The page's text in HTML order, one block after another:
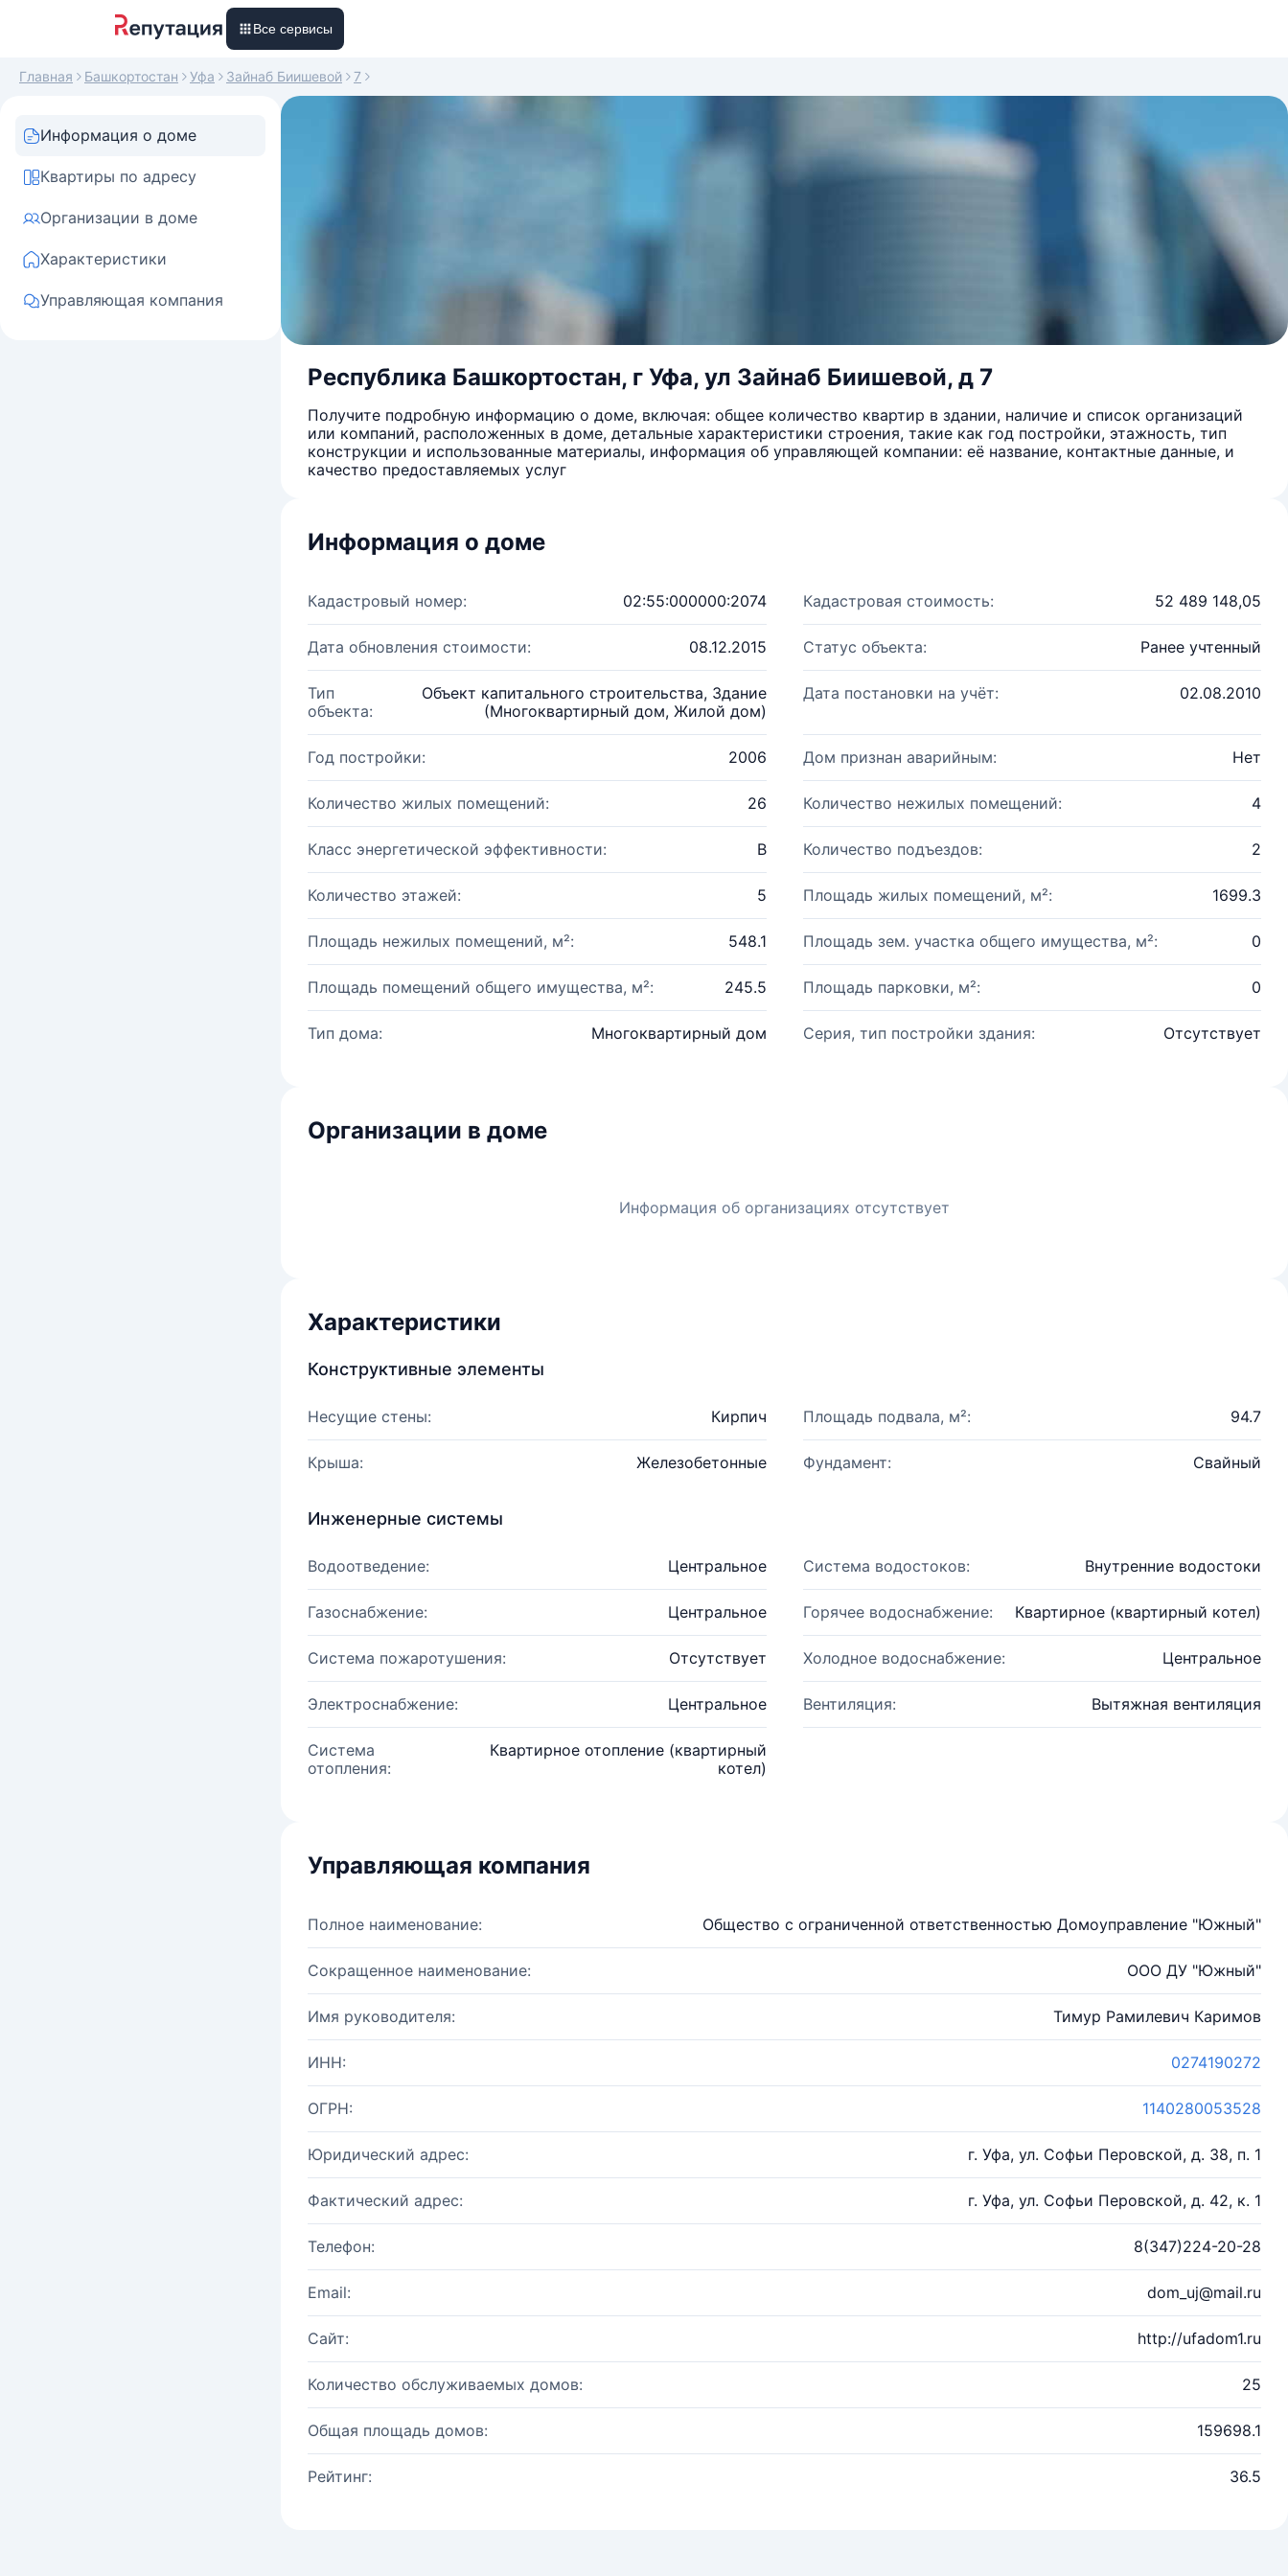
Все сервисы
Главная Башкортостан Уфа Зайнаб Биишевой 7
Информация о доме
Квартиры по адресу
Организации в доме
Характеристики
Управляющая компания
Республика Башкортостан, г Уфа, ул Зайнаб Биишевой, д 7
Получите подробную информацию о доме, включая: общее количество квартир в здании, наличие и список организаций
или компаний, расположенных в доме, детальные характеристики строения, такие как год постройки, этажность, тип
конструкции и использованные материалы, информация об управляющей компании: её название, контактные данные, и
качество предоставляемых услуг
Информация о доме
Кадастровый номер: 02:55:000000:2074 Кадастровая стоимость: 52 489 148,05
Дата обновления стоимости: 08.12.2015 Статус объекта: Ранее учтенный
Тип
объекта:
Объект капитального строительства, Здание
(Многоквартирный дом, Жилой дом)
Дата постановки на учёт: 02.08.2010
Год постройки: 2006 Дом признан аварийным: Нет
Количество жилых помещений: 26 Количество нежилых помещений: 4
Класс энергетической эффективности: B Количество подъездов: 2
Количество этажей: 5 Площадь жилых помещений, м²: 1699.3
Площадь нежилых помещений, м²: 548.1 Площадь зем. участка общего имущества, м²: 0
Площадь помещений общего имущества, м²: 245.5 Площадь парковки, м²: 0
Тип дома: Многоквартирный дом Серия, тип постройки здания: Отсутствует
Организации в доме
Информация об организациях отсутствует
Характеристики
Конструктивные элементы
Несущие стены: Кирпич Площадь подвала, м²: 94.7
Крыша: Железобетонные Фундамент: Свайный
Инженерные системы
Водоотведение: Центральное Система водостоков: Внутренние водостоки
Газоснабжение: Центральное Горячее водоснабжение: Квартирное (квартирный котел)
Система пожаротушения: Отсутствует Холодное водоснабжение: Центральное
Электроснабжение: Центральное Вентиляция: Вытяжная вентиляция
Система
отопления:
Квартирное отопление (квартирный
котел)
Управляющая компания
Полное наименование: Общество с ограниченной ответственностью Домоуправление "Южный"
Сокращенное наименование: ООО ДУ "Южный"
Имя руководителя: Тимур Рамилевич Каримов
ИНН: 0274190272
ОГРН: 1140280053528
Юридический адрес: г. Уфа, ул. Софьи Перовской, д. 38, п. 1
Фактический адрес: г. Уфа, ул. Софьи Перовской, д. 42, к. 1
Телефон: 8(347)224-20-28
Email: dom_uj@mail.ru
Сайт: http://ufadom1.ru
Количество обслуживаемых домов: 25
Общая площадь домов: 159698.1
Рейтинг: 36.5